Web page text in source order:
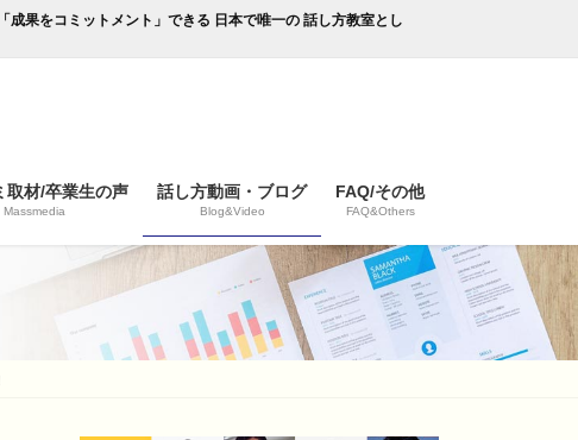
果をコミットメント」できる 日本で唯一の 話し方教室とし
取材/卒業生の声
Massmedia
話し方動画・ブログ
Blog&Video
FAQ/その他
FAQ&Others